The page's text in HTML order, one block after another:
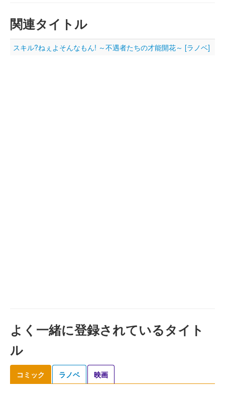
関連タイトル
スキル?ねぇよそんなもん! ～不遇者たちの才能開花～ [ラノベ]
よく一緒に登録されているタイト
ル
コミック ラノベ 映画